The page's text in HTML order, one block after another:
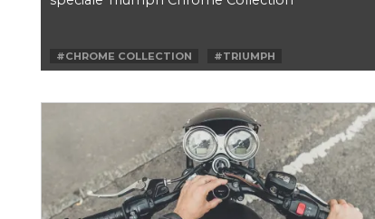
#CHROME COLLECTION #TRIUMPH